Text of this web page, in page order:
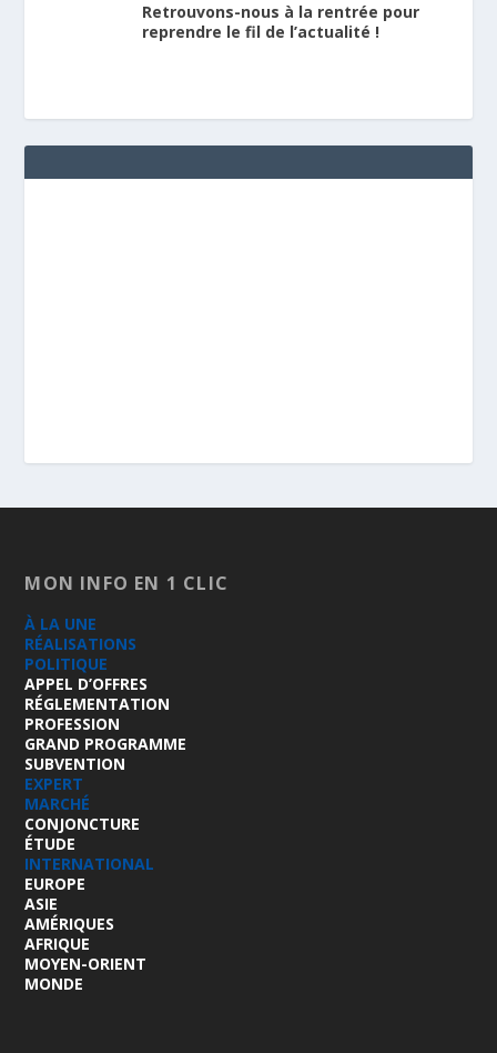
Retrouvons-nous à la rentrée pour
reprendre le fil de l’actualité !
MON INFO EN 1 CLIC
À LA UNE
RÉALISATIONS
POLITIQUE
APPEL D’OFFRES
RÉGLEMENTATION
PROFESSION
GRAND PROGRAMME
SUBVENTION
EXPERT
MARCHÉ
CONJONCTURE
ÉTUDE
INTERNATIONAL
EUROPE
ASIE
AMÉRIQUES
AFRIQUE
MOYEN-ORIENT
MONDE